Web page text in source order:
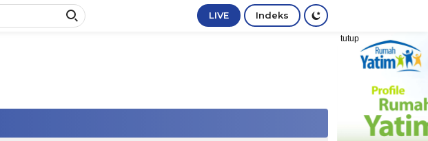
LIVE Indeks
tutup